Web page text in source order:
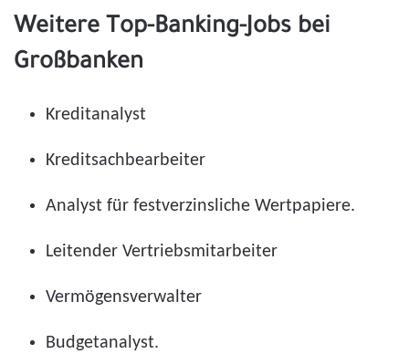
Weitere Top-Banking-Jobs bei
Großbanken
Kreditanalyst
Kreditsachbearbeiter
Analyst für festverzinsliche Wertpapiere.
Leitender Vertriebsmitarbeiter
Vermögensverwalter
Budgetanalyst.